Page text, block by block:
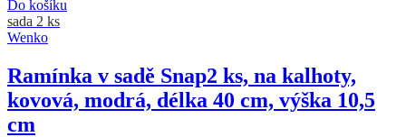
Do košíku
sada 2 ks
Wenko
Ramínka v sadě Snap2 ks, na kalhoty,
kovová, modrá, délka 40 cm, výška 10,5
cm